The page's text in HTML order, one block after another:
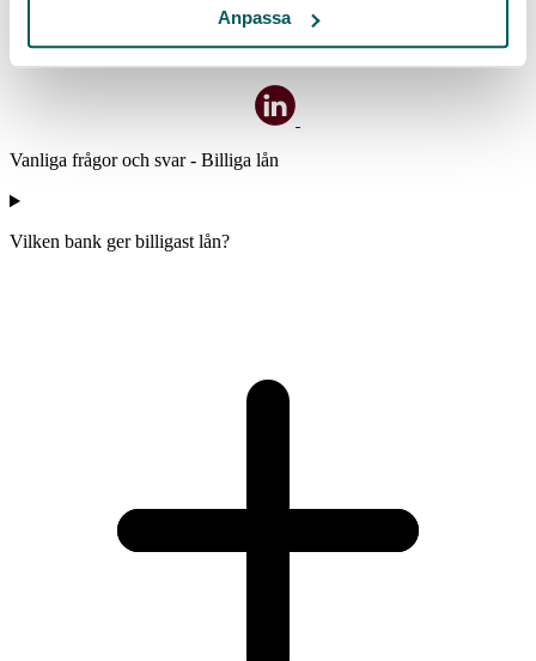
Anpassa
Flera år som ekonomi- och näringslivsreporter har gett Povel ett
fundament för att leverera lättbegripliga texter inom privatekonomi
här på Advisa.se.
Vanliga frågor och svar - Billiga lån
Vilken bank ger billigast lån?